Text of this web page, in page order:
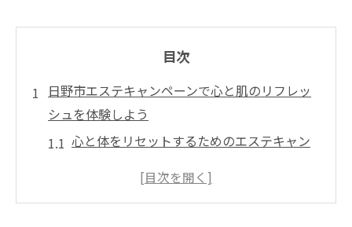
目次
日野市エステキャンペーンで心と肌のリフレッ
シュを体験しよう
心と体をリセットするためのエステキャン
日野市で体験できる特別なエステ施術の種